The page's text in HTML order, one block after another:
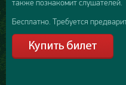
также познакомит слушателей.
Бесплатно. Требуется